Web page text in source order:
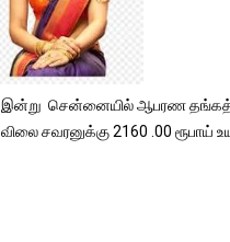
இன்று சென்னையில் ஆபரண
விலை சவரனுக்கு 2160 .00 ரூபாய்